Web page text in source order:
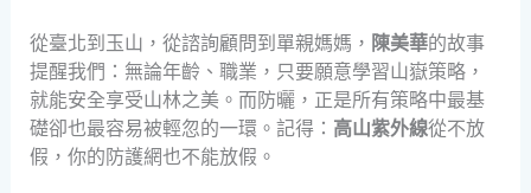
從臺北到玉山，從諮詢顧問到單親媽媽， 陳美華的故事
提醒我們：無論年齡、職業，只要願意學習山嶽策略，
就能安全享受山林之美。而防曬，正是所有策略中最基
礎卻也最容易被輕忽的一環。記得： 高山紫外線從不放
假，你的防護網也不能放假。